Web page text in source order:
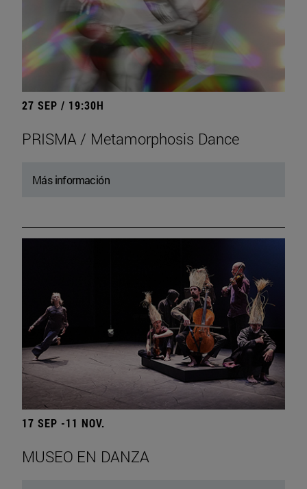
27 SEP / 19:30H
PRISMA / Metamorphosis Dance
Más información
17 SEP -11 NOV.
MUSEO EN DANZA